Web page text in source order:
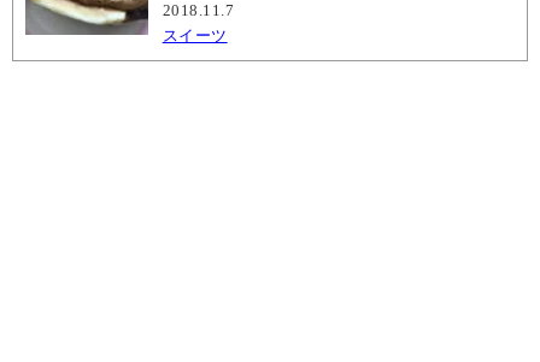
2018.11.7
スイーツ